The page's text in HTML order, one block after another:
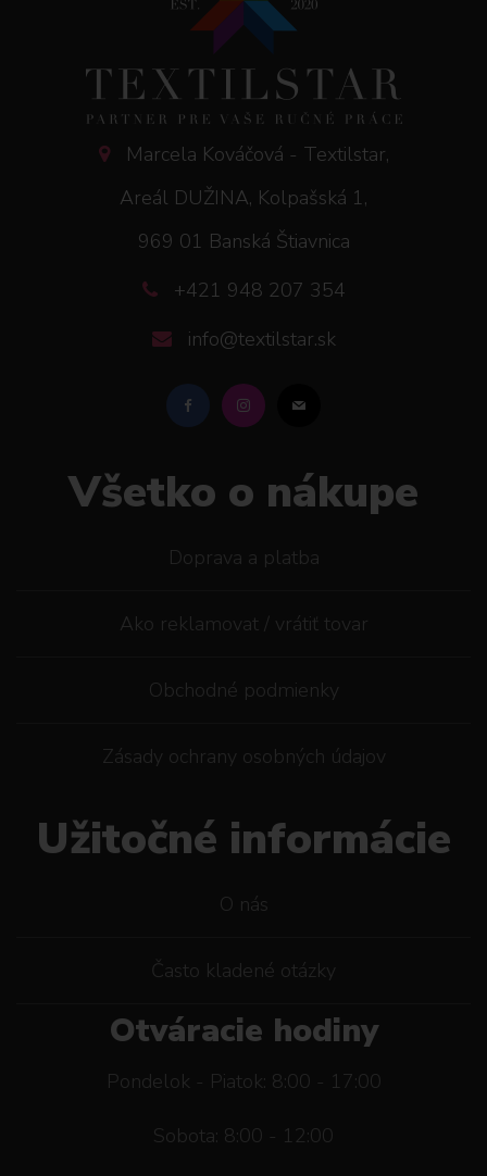
Marcela Kováčová - Textilstar,
Areál DUŽINA, Kolpašská 1,
969 01 Banská Štiavnica
+421 948 207 354
info@textilstar.sk
Všetko o nákupe
Doprava a platba
Ako reklamovat / vrátiť tovar
Obchodné podmienky
Zásady ochrany osobných údajov
Užitočné informácie
O nás
Často kladené otázky
Otváracie hodiny
Pondelok - Piatok: 8:00 - 17:00
Sobota: 8:00 - 12:00